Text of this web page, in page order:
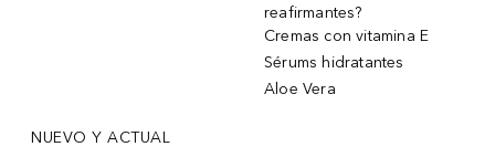
reafirmantes?
Cremas con vitamina E
Sérums hidratantes
Aloe Vera
NUEVO Y ACTUAL